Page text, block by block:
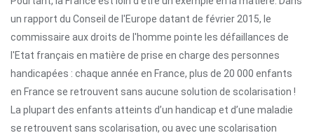
un rapport du Conseil de l'Europe datant de février 2015, le
commissaire aux droits de l'homme pointe les défaillances de
l'Etat français en matière de prise en charge des personnes
handicapées : chaque année en France, plus de 20 000 enfants
en France se retrouvent sans aucune solution de scolarisation !
La plupart des enfants atteints d’un handicap et d’une maladie
se retrouvent sans scolarisation, ou avec une scolarisation